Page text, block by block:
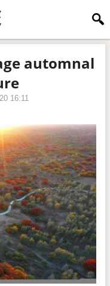
automnal
16:11